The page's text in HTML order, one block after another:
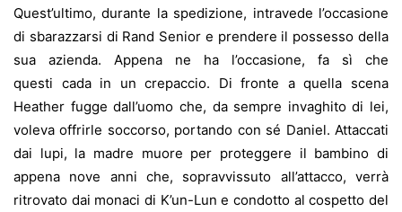
Quest’ultimo, durante la spedizione, intravede l’occasione
di sbarazzarsi di Rand Senior e prendere il possesso della
sua azienda. Appena ne ha l’occasione, fa sì che
questi cada in un crepaccio. Di fronte a quella scena
Heather fugge dall’uomo che, da sempre invaghito di lei,
voleva offrirle soccorso, portando con sé Daniel. Attaccati
dai lupi, la madre muore per proteggere il bambino di
appena nove anni che, sopravvissuto all’attacco, verrà
ritrovato dai monaci di K’un-Lun e condotto al cospetto del